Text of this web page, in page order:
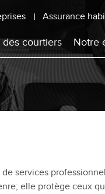
courtiers Notre
Assurance
services
elle protège ceux